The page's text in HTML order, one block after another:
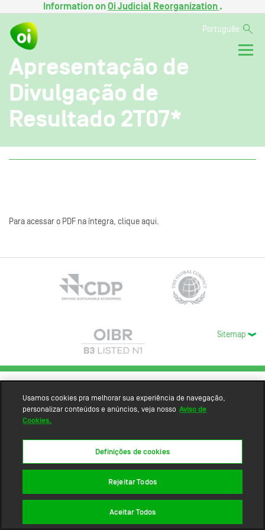
Information onOi Judicial Reorganization .
Português
Apresentação de
Divulgação de
Resultado 2T07*
Para acessar o PDF na íntegra, clique aqui.
Sitemap
Usamos cookies pra melhorar sua experiência de navegação,
personalizar conteúdos e anúncios, veja nosso Aviso de
Cookies.
Definições de cookies
Rejeitar Todos
Aceitar Todos